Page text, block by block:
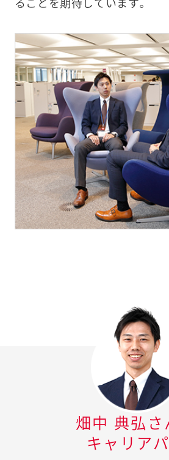
ることを期待しています。
畑中 典弘 さ
キャリア